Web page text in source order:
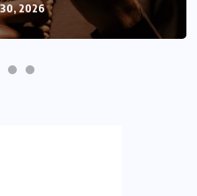
2026